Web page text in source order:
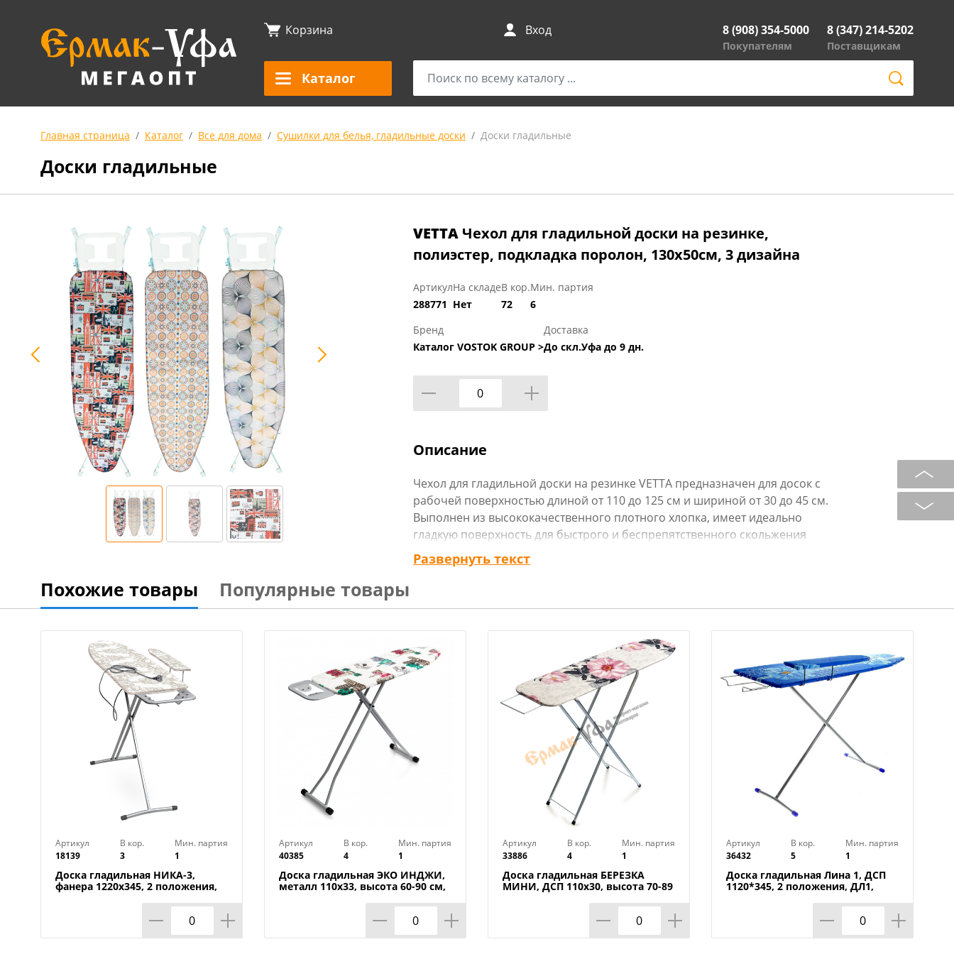
Корзина Вход 8 (908) 354-5000
Покупателям
8 (347) 214-5202
Поставщикам
Каталог
Главная страница Каталог Все для дома Сушилки для белья, гладильные доски Доски гладильные
Доски гладильные
VETTA Чехол для гладильной доски на резинке,
полиэстер, подкладка поролон, 130х50см, 3 дизайна
Артикул
288771
На складе
Нет
В кор.
72
Мин. партия
6
Бренд
Каталог VOSTOK GROUP >
Доставка
До скл.Уфа до 9 дн.
Описание
Чехол для гладильной доски на резинке VETTA предназначен для досок с
рабочей поверхностью длиной от 110 до 125 см и шириной от 30 до 45 см.
Выполнен из высококачественного плотного хлопка, имеет идеально
гладкую поверхность для быстрого и беспрепятственного скольжения
утюга, оснащен хлопковой подкладкой. Быстро и легко фиксируется на
доске при помощи резинки с утяжкой, образуя гладкое полотно без
подвержен истиранию. 3 дизайна на выбор.
Технические характеристики:
Тип товара : Чехол для гладильной доски
Размер : 130х50 см
Фиксация чехла : На резинке
Страна производства : Китай
Развернуть текст
Похожие товары Популярные товары
Артикул
18139
В кор.
3
Мин. партия
1
Доска гладильная НИКА-3,
фанера 1220х345, 2 положения,
Артикул
40385
В кор.
4
Мин. партия
1
Доска гладильная ЭКО ИНДЖИ,
металл 110х33, высота 60-90 см,
Артикул
33886
В кор.
4
Мин. партия
1
Доска гладильная БЕРЕЗКА
МИНИ, ДСП 110х30, высота 70-89
Артикул
36432
В кор.
5
Мин. партия
1
Доска гладильная Лина 1, ДСП
1120*345, 2 положения, ДЛ1,